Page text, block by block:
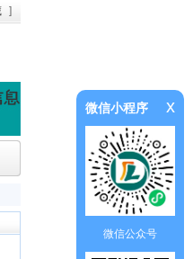
]
微信小程序 x
微信公众号